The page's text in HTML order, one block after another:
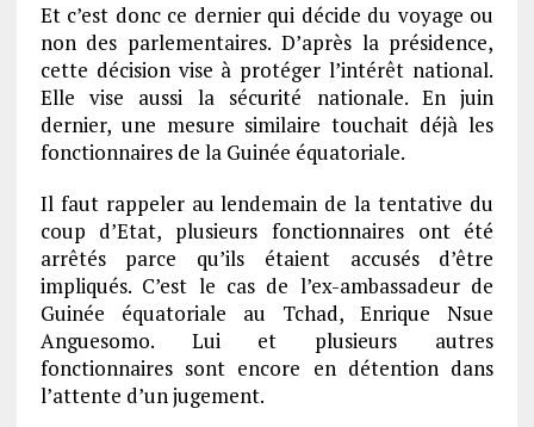
Et c’est donc ce dernier qui décide du voyage ou
non des parlementaires. D’après la présidence,
cette décision vise à protéger l’intérêt national.
Elle vise aussi la sécurité nationale. En juin
dernier, une mesure similaire touchait déjà les
fonctionnaires de la Guinée équatoriale.
Il faut rappeler au lendemain de la tentative du
coup d’Etat, plusieurs fonctionnaires ont été
arrêtés parce qu’ils étaient accusés d’être
impliqués. C’est le cas de l’ex-ambassadeur de
Guinée équatoriale au Tchad, Enrique Nsue
Anguesomo. Lui et plusieurs autres
fonctionnaires sont encore en détention dans
l’attente d’un jugement.